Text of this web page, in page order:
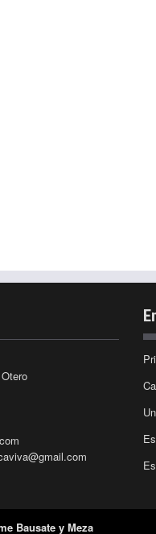
Bausate y Meza